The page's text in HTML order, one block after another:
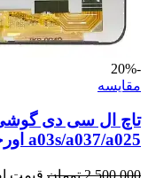
-20%
مقايسه
a03s/a037/a025 اورجینال
2,500,000 تومان